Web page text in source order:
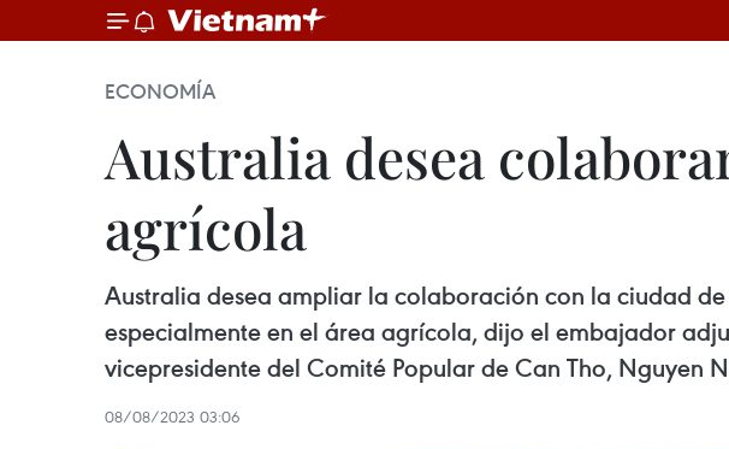
ECONOMÍA
Australia desea
agrícola ​
Australia desea ampliar la colaboración con la ciudad
especialmente en el área agrícola, dijo el embajador
vicepresidente del Comité Popular de Can Tho, Nguyen
08/08/2023 03:06